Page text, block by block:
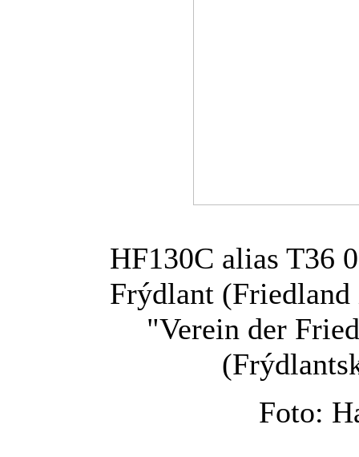
HF130C alias T36
Frýdlant
"Verein der
Foto: